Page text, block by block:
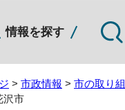
情報を探す
> 市政情報 > 市の取り
沢市